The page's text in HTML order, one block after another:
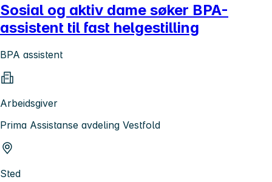
Sosial og aktiv dame søker BPA-
assistent til fast helgestilling
BPA assistent
Arbeidsgiver
Prima Assistanse avdeling Vestfold
Sted